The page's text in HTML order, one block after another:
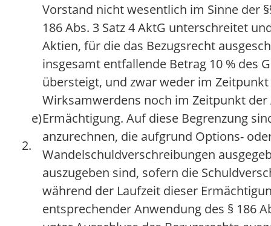
2.
e)
Vorstand nicht wesentlich im Sinne der
186 Abs. 3 Satz 4 AktG unterschreitet
Aktien, für die das Bezugsrecht
insgesamt entfallende Betrag 10 % des
übersteigt, und zwar weder im Zeitpunkt
Wirksamwerdens noch im Zeitpunkt der
Ermächtigung. Auf diese Begrenzung
anzurechnen, die aufgrund Options-
Wandelschuldverschreibungen
auszugeben sind, sofern die
während der Laufzeit dieser
entsprechender Anwendung des § 186